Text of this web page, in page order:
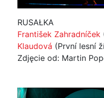
RUSAŁKA
František Zahradníček
Klaudová (První lesní
Zdjęcie od: Martin